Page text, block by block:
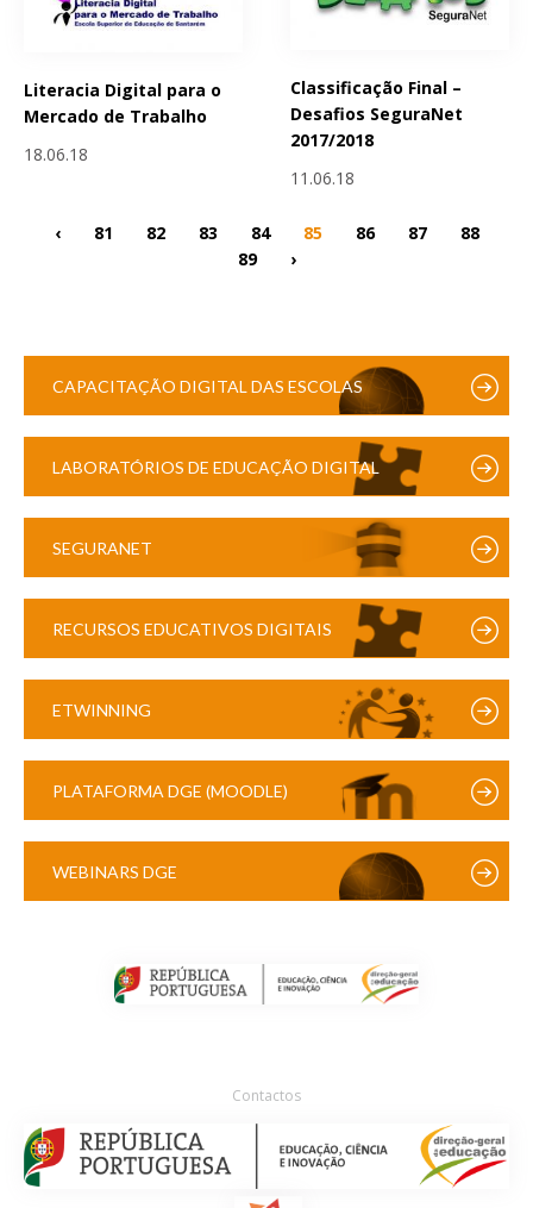
Literacia Digital para o
Mercado de Trabalho
18.06.18
Classificação Final –
Desafios SeguraNet
2017/2018
11.06.18
‹ 81 82 83 84 85 86 87
88
89
›
CAPACITAÇÃO DIGITAL DAS ESCOLAS
LABORATÓRIOS DE EDUCAÇÃO DIGITAL
SEGURANET
RECURSOS EDUCATIVOS DIGITAIS
ETWINNING
PLATAFORMA DGE (MOODLE)
WEBINARS DGE
Contactos